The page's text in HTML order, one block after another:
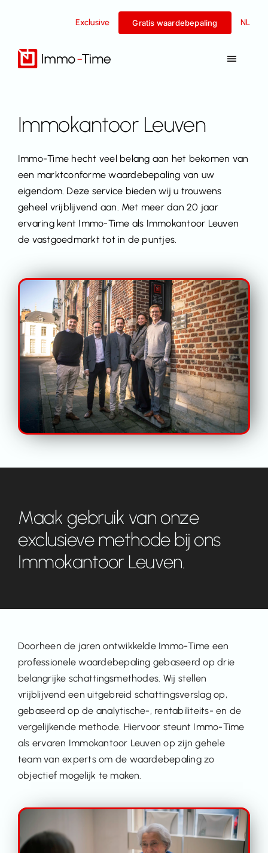
Exclusive Gratis waardebepaling NL
Te koop
Te huur
Succesverhalen
Contact
Immokantoor Leuven
Immo-Time hecht veel belang aan het bekomen van
een marktconforme waardebepaling van uw
eigendom. Deze service bieden wij u trouwens
geheel vrijblijvend aan. Met meer dan 20 jaar
ervaring kent Immo-Time als Immokantoor Leuven
de vastgoedmarkt tot in de puntjes.
Maak gebruik van onze
exclusieve methode bij ons
Immokantoor Leuven.
Doorheen de jaren ontwikkelde Immo-Time een
professionele waardebepaling gebaseerd op drie
belangrijke schattingsmethodes. Wij stellen
vrijblijvend een uitgebreid schattingsverslag op,
gebaseerd op de analytische-, rentabiliteits- en de
vergelijkende methode. Hiervoor steunt Immo-Time
als ervaren Immokantoor Leuven op zijn gehele
team van experts om de waardebepaling zo
objectief mogelijk te maken.